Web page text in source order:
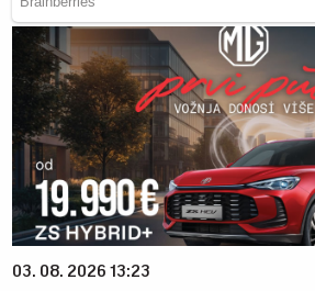
03. 08. 2026 13:23